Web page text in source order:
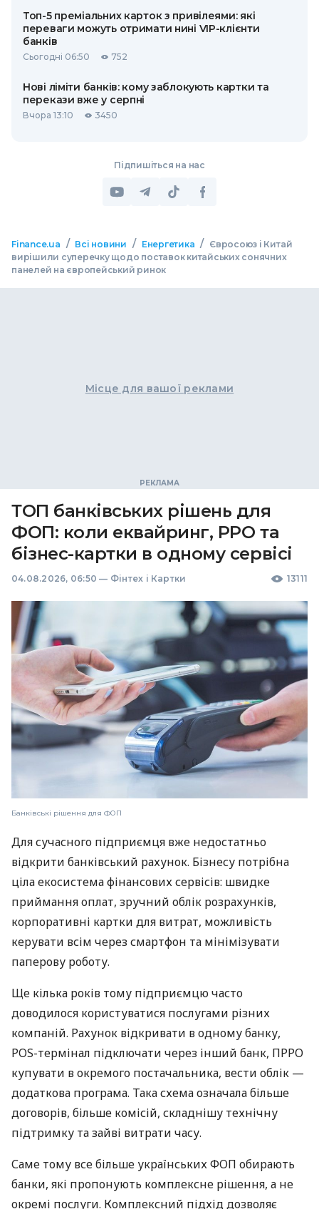
Топ-5 преміальних карток з привілеями: які
переваги можуть отримати нині VIP-клієнти
банків
Сьогодні 06:50 752
Нові ліміти банків: кому заблокують картки та
перекази вже у серпні
Вчора 13:10 3450
Підпишіться на нас
Finance.ua / Всі новини / Енергетика / Євросоюз і Китай
вирішили суперечку щодо поставок китайських сонячних
панелей на європейський ринок
Місце для вашої реклами
ТОП банківських рішень для
ФОП: коли еквайринг, РРО та
бізнес-картки в одному сервісі
04.08.2026, 06:50 — Фінтех і Картки 13111
Банківські рішення для ФОП
Для сучасного підприємця вже недостатньо
відкрити банківський рахунок. Бізнесу потрібна
ціла екосистема фінансових сервісів: швидке
приймання оплат, зручний облік розрахунків,
корпоративні картки для витрат, можливість
керувати всім через смартфон та мінімізувати
паперову роботу.
Ще кілька років тому підприємцю часто
доводилося користуватися послугами різних
компаній. Рахунок відкривати в одному банку,
POS-термінал підключати через інший банк, ПРРО
купувати в окремого постачальника, вести облік —
додаткова програма. Така схема означала більше
договорів, більше комісій, складнішу технічну
підтримку та зайві витрати часу.
Саме тому все більше українських ФОП обирають
банки, які пропонують комплексне рішення, а не
окремі послуги. Комплексний підхід дозволяє